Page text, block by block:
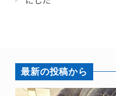
最新の投稿から